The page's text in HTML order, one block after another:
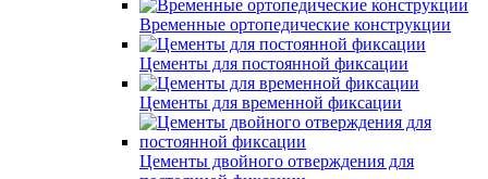
Временные ортопедические конструкции
Цементы для постоянной фиксации
Цементы для временной фиксации
Цементы двойного отверждения для